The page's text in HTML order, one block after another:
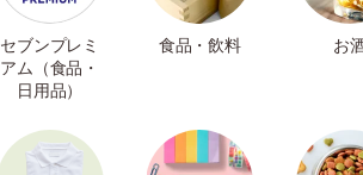
セブンプレミ
アム（食品・
日用品）
食品・飲料 お